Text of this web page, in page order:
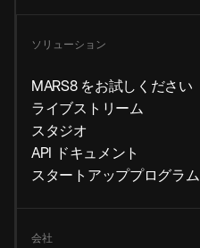
ソリューション
MARS8 をお試しください
ライブストリーム
スタジオ
API ドキュメント
スタートアッププログラム
会社